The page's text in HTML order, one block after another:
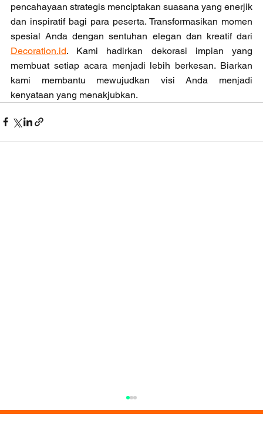
pencahayaan strategis menciptakan suasana yang enerjik
dan inspiratif bagi para peserta. Transformasikan momen
Decoration.id. Kami hadirkan dekorasi impian yang
membuat setiap acara menjadi lebih berkesan. Biarkan
kami membantu mewujudkan visi Anda menjadi
kenyataan yang menakjubkan.